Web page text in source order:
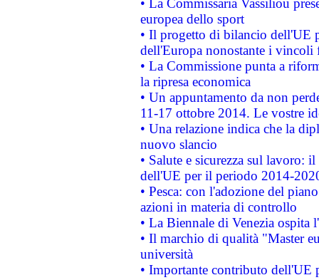
• La Commissaria Vassiliou
europea dello sport
• Il progetto di bilancio dell'UE
dell'Europa nonostante i vincoli
• La Commissione punta a
la ripresa economica
• Un appuntamento da non
11-17 ottobre 2014. Le vostre
• Una relazione indica che la
nuovo slancio
• Salute e sicurezza sul lavoro:
dell'UE per il periodo 2014-
• Pesca: con l'adozione del
azioni in materia di controllo
• La Biennale di Venezia ospita
• Il marchio di qualità "Master
università
• Importante contributo dell'UE